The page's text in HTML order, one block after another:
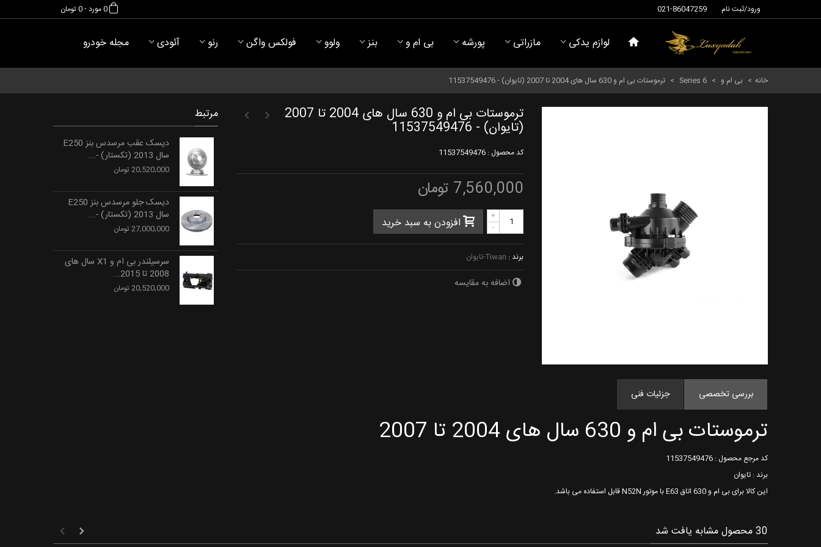
021-86047259 ورود/ثبت نام 0مورد-0 تومان
لوازم یدکی مازراتی پورشه بی ام و بنز ولوو فولکس واگن رنو آئودی مجله خودرو
خانه > بی ام و >
Series 6
> ترموستات بی ام و 630 سال های 2004 تا 2007 (تایوان) - 11537549476
ترموستات بی ام و 630 سال های 2004 تا 2007
(تایوان) - 11537549476
کد محصول : 11537549476
7,560,000 تومان
-
+ افزودن به سبد خرید
برند : Tiwan-تایوان
اضافه به مقایسه
مرتبط
دیسک عقب مرسدس بنز E250
سال 2013 (تکستار) -...
20,520,000 تومان
دیسک جلو مرسدس بنز E250
سال 2013 (تکستار) -...
27,000,000 تومان
سرسیلندر بی ام و X1 سال های
2008 تا 2015...
20,520,000 تومان
بررسی تخصصی جزئیات فنی
ترموستات بی ام و 630 سال های 2004 تا 2007
کد مرجع محصول : 11537549476
برند : تایوان
این کالا برای بی ام و 630 اتاق E63 با موتور N52N قابل استفاده می باشد.
30 محصول مشابه یافت شد